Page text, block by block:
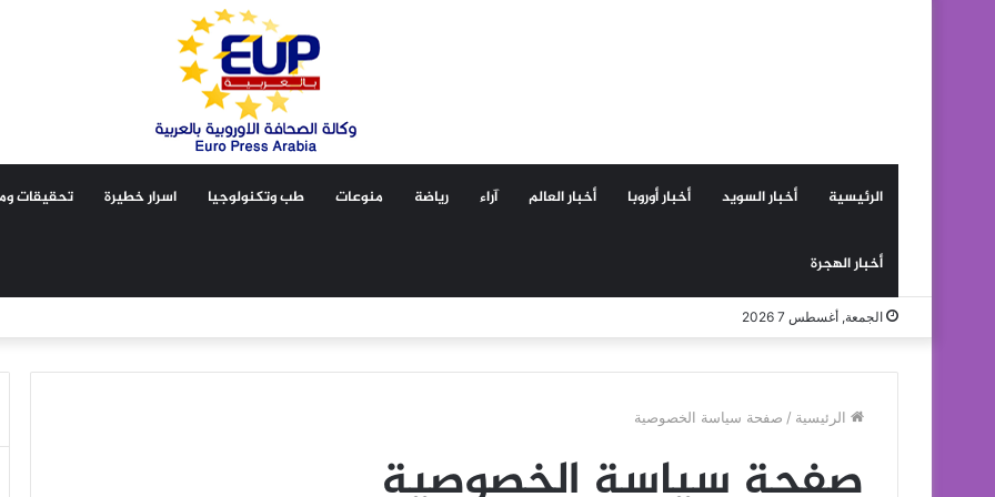
الرئيسية أخبار السويد أخبار أوروبا أخبار العالم آراء رياضة منوعات طب وتكنولوجيا اسرار خطيرة تحقيقات
أخبار الهجرة
الجمعة, أغسطس 7 2026
الرئيسية / صفحة سياسة الخصوصية